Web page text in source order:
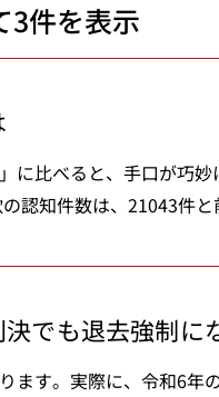
3件を表示
に比べると、手口が巧
認知件数は、21043件
でも退去強制に
ます。実際に、令和6年